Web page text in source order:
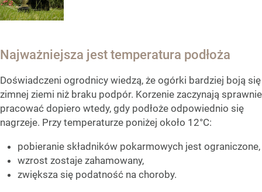
Najważniejsza jest temperatura podłoża
Doświadczeni ogrodnicy wiedzą, że ogórki bardziej boją się
zimnej ziemi niż braku podpór. Korzenie zaczynają sprawnie
pracować dopiero wtedy, gdy podłoże odpowiednio się
nagrzeje. Przy temperaturze poniżej około 12°C:
pobieranie składników pokarmowych jest ograniczone,
wzrost zostaje zahamowany,
zwiększa się podatność na choroby.